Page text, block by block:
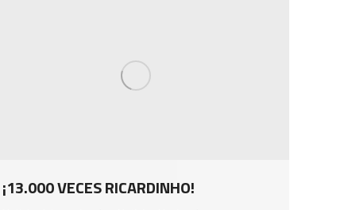
¡13.000 VECES RICARDINHO!